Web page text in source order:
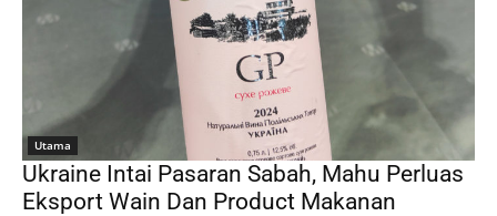
Utama
Ukraine Intai Pasaran Sabah, Mahu Perluas
Eksport Wain Dan Product Makanan